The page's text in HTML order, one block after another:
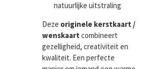
natuurlijke uitstraling
Deze originele kerstkaart /
wenskaart combineert
gezelligheid, creativiteit en
kwaliteit. Een perfecte